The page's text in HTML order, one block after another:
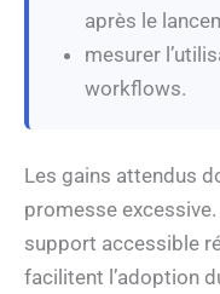
après le
mesurer
workflows.
Les gains attendus
promesse
support accessible
facilitent l’adoption